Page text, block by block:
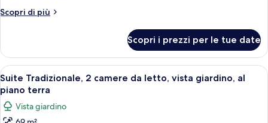
letto,
lato
giardino
Scopri di più
Altri
Presidenziale,
camere
da
letto,
bagno
privato,
Scopri i prezzi per le tue date
Apri
tutte
le
foto
Una stanza tradizionale giapponese
18
Suite Tradizionale, 2 camere da letto, vista giardino, al
piano terra
Vista giardino